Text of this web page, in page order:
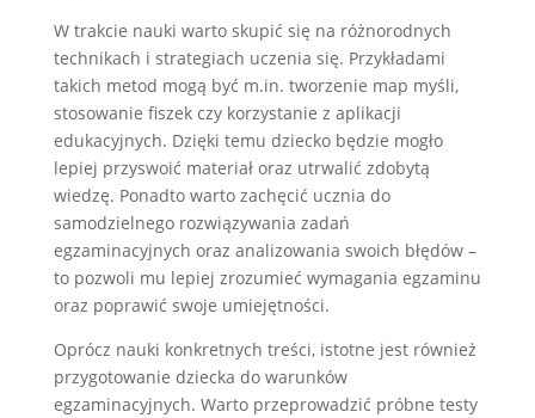
W trakcie nauki warto skupić się na różnorodnych
technikach i strategiach uczenia się. Przykładami
takich metod mogą być m.in. tworzenie map myśli,
stosowanie fiszek czy korzystanie z aplikacji
edukacyjnych. Dzięki temu dziecko będzie mogło
lepiej przyswoić materiał oraz utrwalić zdobytą
wiedzę. Ponadto warto zachęcić ucznia do
samodzielnego rozwiązywania zadań
egzaminacyjnych oraz analizowania swoich błędów –
to pozwoli mu lepiej zrozumieć wymagania egzaminu
oraz poprawić swoje umiejętności.
Oprócz nauki konkretnych treści, istotne jest również
przygotowanie dziecka do warunków
egzaminacyjnych. Warto przeprowadzić próbne testy